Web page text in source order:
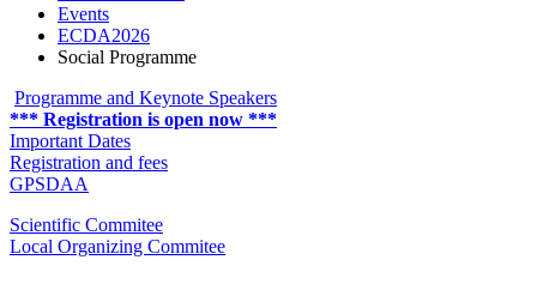
Events
ECDA2026
Social Programme
Programme and Keynote Speakers
*** Registration is open now ***
Important Dates
Registration and fees
GPSDAA
Scientific Commitee
Local Organizing Commitee